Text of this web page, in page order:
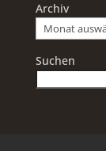
Archiv
Suchen